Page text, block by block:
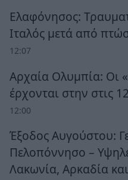
Ελαφόνησος:
Ιταλός μετά από
12:07
Αρχαία Ολυμπία: Οι
έρχονται στην στις
12:00
Έξοδος Αυγούστου:
Πελοπόννησο –
Λακωνία, Αρκαδία